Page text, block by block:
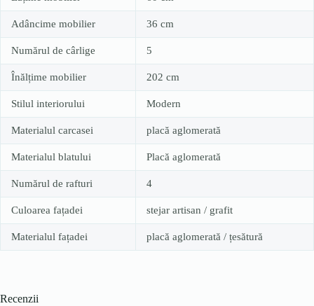
Adâncime mobilier 36 cm
Numărul de cârlige 5
Înălțime mobilier 202 cm
Stilul interiorului Modern
Materialul carcasei placă aglomerată
Materialul blatului Placă aglomerată
Numărul de rafturi 4
Culoarea fațadei stejar artisan / grafit
Materialul fațadei placă aglomerată / țesătură
Recenzii